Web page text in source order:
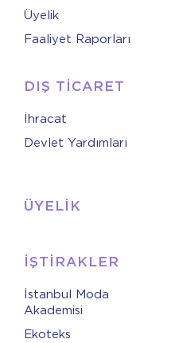
Üyelik
Faaliyet Raporları
DIŞ TİCARET
İhracat
Devlet Yardımları
ÜYELİK
İŞTİRAKLER
İstanbul Moda
Akademisi
Ekoteks